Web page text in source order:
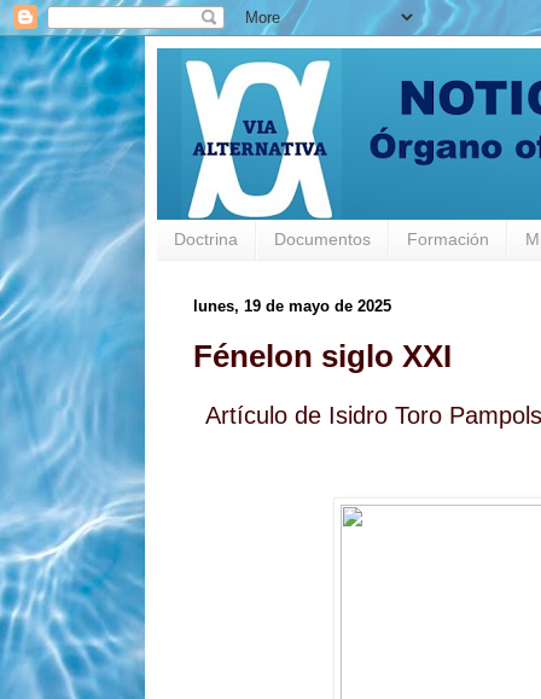
Doctrina Documentos Formación
lunes, 19 de mayo de 2025
Fénelon siglo XXI
Artículo de Isidro Toro Pampols